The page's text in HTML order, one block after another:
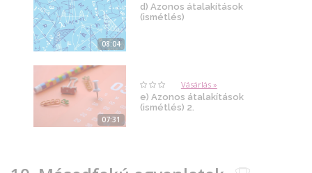
08:04
d) Azonos átalakítások
(ismétlés)
07:31
Vásárlás »
e) Azonos átalakítások
(ismétlés) 2.